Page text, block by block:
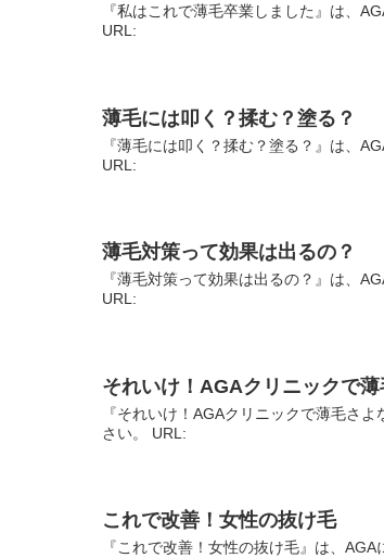
『私はこれで薄毛卒業しました』は、
URL:
薄毛には叩く？揉む？塗る？
『薄毛には叩く？揉む？塗る？』は、
URL:
薄毛対策って効果は出るの？
『薄毛対策って効果は出るの？』は、
URL:
それいけ！AGAクリニックで薄
『それいけ！AGAクリニックで薄毛さ
さい。 URL:
これで改善！女性の抜け毛
『これで改善！女性の抜け毛』は、